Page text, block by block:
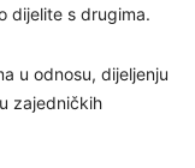
dijelite s drugima.
u odnosu, dijeljenju
zajedničkih